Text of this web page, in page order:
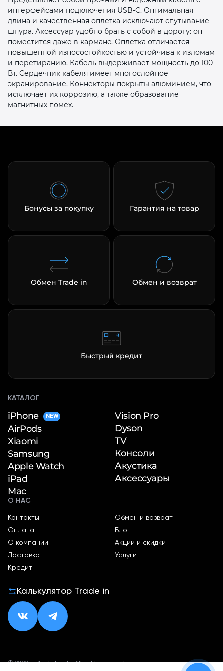
интерфейсами подключения USB-C. Оптимальная
длина и качественная оплетка исключают спутывание
шнура. Аксессуар удобно брать с собой в дорогу: он
поместится даже в кармане. Оплетка отличается
повышенной износостойкостью и устойчива к изломам
и перетиранию. Кабель выдерживает мощность до 100
Вт. Сердечник кабеля имеет многослойное
экранирование. Коннекторы покрыты алюминием, что
исключает их коррозию, а также образование
магнитных помех.
Бонусы за покупку Гарантия на товар
Обмен Trade in Обмен и возврат
Быстрый кредит
КАТАЛОГ
iPhone NEW
AirPods
Xiaomi
Samsung
Apple Watch
iPad
Mac
Vision Pro
Dyson
TV
Консоли
Акустика
Аксессуары
О НАС
Контакты
Оплата
О компании
Доставка
Кредит
Обмен и возврат
Блог
Акции и скидки
Услуги
Калькулятор Trade in
© 2026 — Apple Inside. All rights reserved.
раз в 2 недели